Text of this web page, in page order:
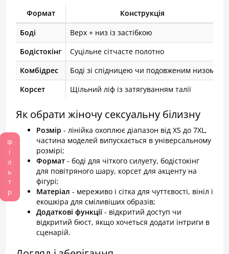
Фільтр
Формат
Конструкція
Боді
Верх + низ із застібкою
Бодістокінг
Суцільне сітчасте полотно
Комбідрес
Боді зі спідницею чи подовженим низом
Корсет
Щільний ліф із затягуванням талії
Як обрати жіночу сексуальну білизну
Розмір - лінійка охоплює діапазон від XS до 7XL,
частина моделей випускається в універсальному
розмірі;
Формат - боді для чіткого силуету, бодістокінг
для повітряного шару, корсет для акценту на
фігурі;
Матеріал - мереживо і сітка для чуттєвості, вініл і
екошкіра для сміливіших образів;
Додаткові функції - відкритий доступ чи
відкритий бюст, якщо хочеться додати інтриги в
сценарій.